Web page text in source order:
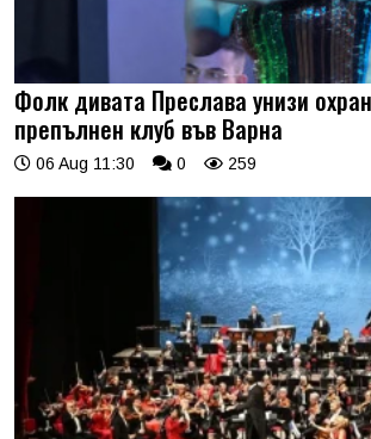
Фолк дивата Преслава унизи
препълнен клуб във Варна
06 Aug 11:30 0 259